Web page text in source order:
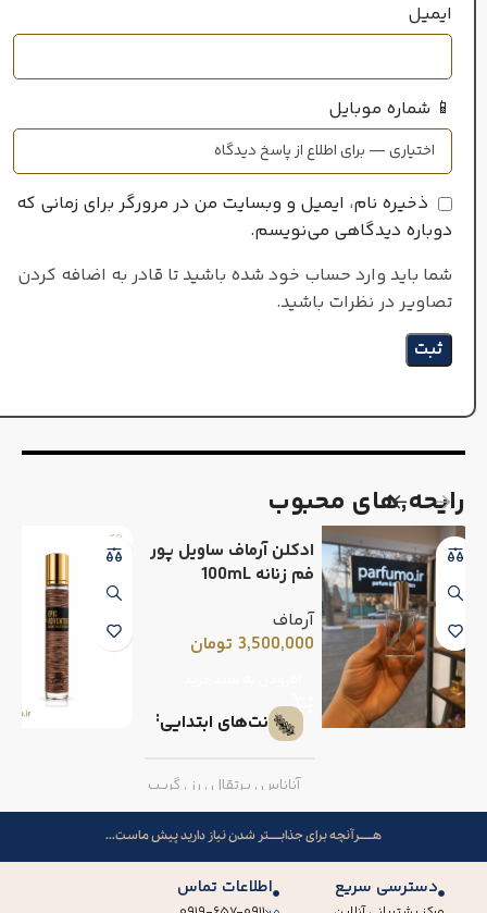
ایمیل
📱 شماره موبایل
ذخیره نام، ایمیل و وبسایت من در مرورگر برای زمانی که
دوباره دیدگاهی می‌نویسم.
شما باید وارد حساب خود شده باشید تا قادر به اضافه کردن
تصاویر در نظرات باشید.
رایحه٬های محبوب
ادکلن آرماف ساویل پور
فم زنانه 100mL
آرماف
3,500,000 تومان
نت‌های ابتدایی
آناناس , پرتقال , رز , گریپ
فروت
هــــــرآنچه برای جذابـــــتر شدن نیاز دارید پیش ماست...
دسترسی سریع اطلاعات تماس